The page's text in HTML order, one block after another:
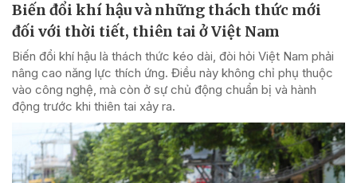
Biến đổi khí hậu và những thách thức mới
đối với thời tiết, thiên tai ở Việt Nam
Biến đổi khí hậu là thách thức kéo dài, đòi hỏi Việt Nam phải
nâng cao năng lực thích ứng. Điều này không chỉ phụ thuộc
vào công nghệ, mà còn ở sự chủ động chuẩn bị và hành
động trước khi thiên tai xảy ra.